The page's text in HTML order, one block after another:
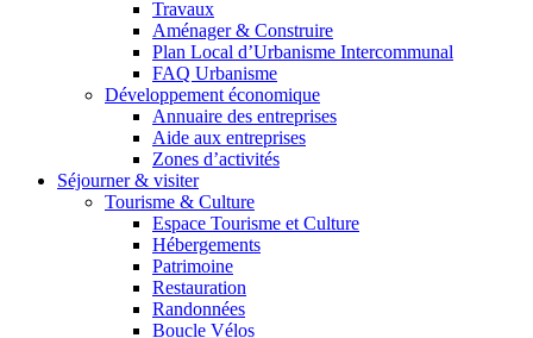
Travaux
Aménager & Construire
Plan Local d’Urbanisme Intercommunal
FAQ Urbanisme
Développement économique
Annuaire des entreprises
Aide aux entreprises
Zones d’activités
Séjourner & visiter
Tourisme & Culture
Espace Tourisme et Culture
Hébergements
Patrimoine
Restauration
Randonnées
Boucle Vélos